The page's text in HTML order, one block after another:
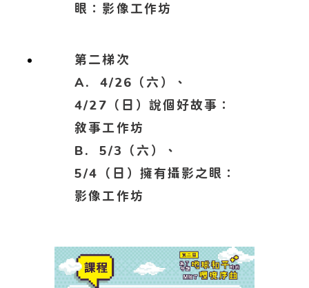
眼：影像工作坊
第二梯次
A. 4/26（六）、
4/27（日）說個好故事：
敘事工作坊
B. 5/3（六）、
5/4（日）擁有攝影之眼：
影像工作坊